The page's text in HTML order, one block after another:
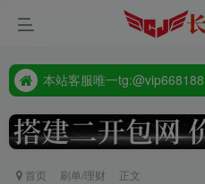
本站客服唯一tg:@vip668188
本站客服唯一tg:@vip668188
首页 刷单/理财 正文